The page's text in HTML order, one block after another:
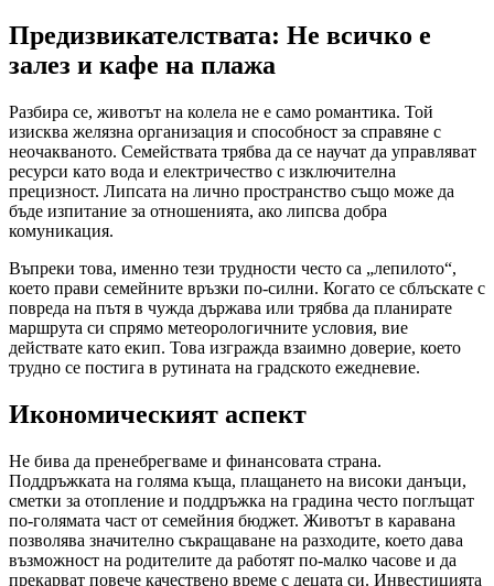
Предизвикателствата: Не всичко е
залез и кафе на плажа
Разбира се, животът на колела не е само романтика. Той
изисква желязна организация и способност за справяне с
неочакваното. Семействата трябва да се научат да управляват
ресурси като вода и електричество с изключителна
прецизност. Липсата на лично пространство също може да
бъде изпитание за отношенията, ако липсва добра
комуникация.
Въпреки това, именно тези трудности често са „лепилото“,
което прави семейните връзки по-силни. Когато се сблъскате с
повреда на пътя в чужда държава или трябва да планирате
маршрута си спрямо метеорологичните условия, вие
действате като екип. Това изгражда взаимно доверие, което
трудно се постига в рутината на градското ежедневие.
Икономическият аспект
Не бива да пренебрегваме и финансовата страна.
Поддръжката на голяма къща, плащането на високи данъци,
сметки за отопление и поддръжка на градина често поглъщат
по-голямата част от семейния бюджет. Животът в каравана
позволява значително съкращаване на разходите, което дава
възможност на родителите да работят по-малко часове и да
прекарват повече качествено време с децата си. Инвестицията